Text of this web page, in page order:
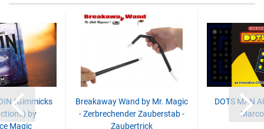
(Gimmicks
by
Magic
Breakaway Wand by Mr. Magic
- Zerbrechender Zauberstab -
Zaubertrick
DOTS MAN